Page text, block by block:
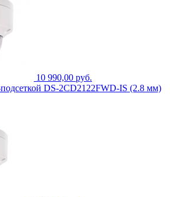
10 990,00 руб.
DS-2CD2122FWD-IS (2.8 мм)